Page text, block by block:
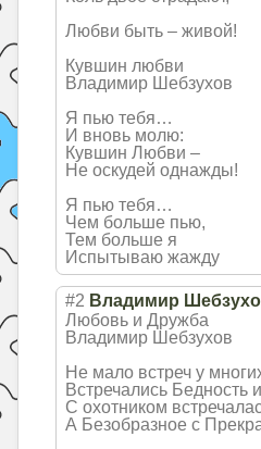
Любви быть – живой!
Кувшин любви
Владимир Шебзухов
Я пью тебя…
И вновь молю:
Кувшин Любви –
Не оскудей однажды!
Я пью тебя…
Чем больше пью,
Тем больше я
Испытываю жажду
#2 Владимир
Любовь и Дружба
Владимир Шебзухов
Не мало встреч у
Встречались Бедность
С охотником
А Безобразное с